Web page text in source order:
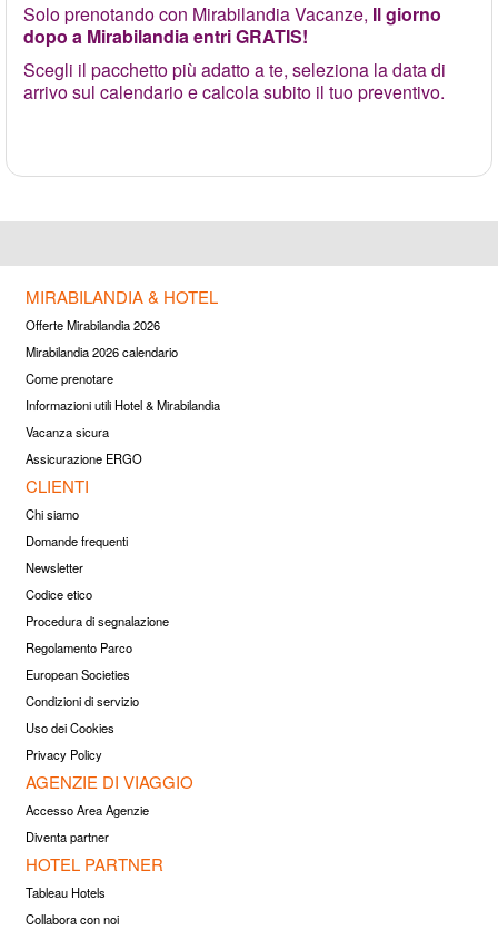
Solo prenotando con Mirabilandia Vacanze, Il giorno
dopo a Mirabilandia entri GRATIS!
Scegli il pacchetto più adatto a te, seleziona la data di
arrivo sul calendario e calcola subito il tuo preventivo.
MIRABILANDIA & HOTEL
Offerte Mirabilandia 2026
Mirabilandia 2026 calendario
Come prenotare
Informazioni utili Hotel & Mirabilandia
Vacanza sicura
Assicurazione ERGO
CLIENTI
Chi siamo
Domande frequenti
Newsletter
Codice etico
Procedura di segnalazione
Regolamento Parco
European Societies
Condizioni di servizio
Uso dei Cookies
Privacy Policy
AGENZIE DI VIAGGIO
Accesso Area Agenzie
Diventa partner
HOTEL PARTNER
Tableau Hotels
Collabora con noi